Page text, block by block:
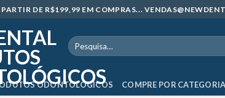
DE R$199,99 EM COMPRAS...
Pesquisar
por:
ODONTOLÓGICOS COMPRE POR CATEGORIA